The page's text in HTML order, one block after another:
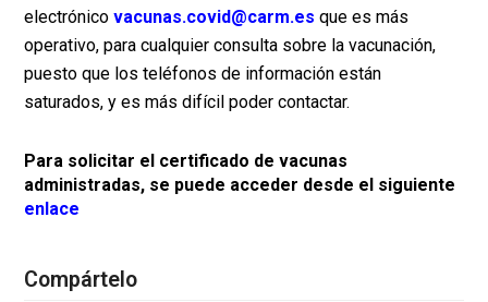
electrónicovacunas.covid@carm.es que es más
operativo, para cualquier consulta sobre la vacunación,
puesto que los teléfonos de información están
saturados, y es más difícil poder contactar.
Para solicitar el certificado de vacunas
administradas, se puede acceder desde el siguiente
enlace
Compártelo